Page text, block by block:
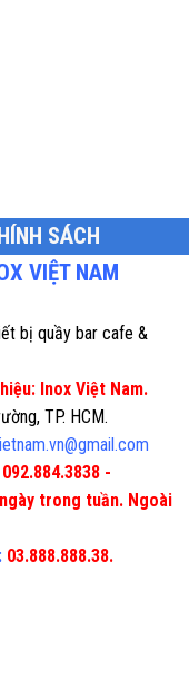
SÁCH
VIỆT NAM
bị quầy bar cafe &
Inox Việt Nam.
TP. HCM.
-
trong tuần. Ngoài
03.888.888.38.